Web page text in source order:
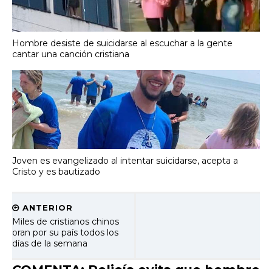
Hombre desiste de suicidarse al escuchar a la gente
cantar una canción cristiana
Joven es evangelizado al intentar suicidarse, acepta a
Cristo y es bautizado
ANTERIOR
Miles de cristianos chinos
oran por su país todos los
días de la semana